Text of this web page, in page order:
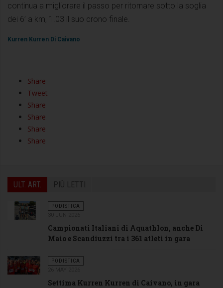
continua a migliorare il passo per ritornare sotto la soglia
dei 6’ a km, 1.03 il suo crono finale.
Kurren Kurren Di Caivano
Share
Tweet
Share
Share
Share
Share
ULT. ART. PIÙ LETTI
PODISTICA
Campionati Italiani di Aquathlon, anche Di
Maio e Scandiuzzi tra i 361 atleti in gara
PODISTICA
Settima Kurren Kurren di Caivano, in gara